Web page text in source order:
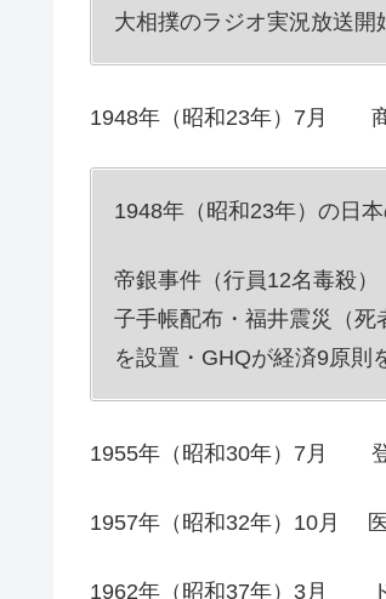
大相撲のラジオ実況放送
1948年（昭和23年）7月 商
1948年（昭和23年）の日
帝銀事件（行員12名毒殺
子手帳配布・福井震災（
を設置・GHQが経済9原則
1955年（昭和30年）7月 登
1957年（昭和32年）10月
1962年（昭和37年）3月 ド